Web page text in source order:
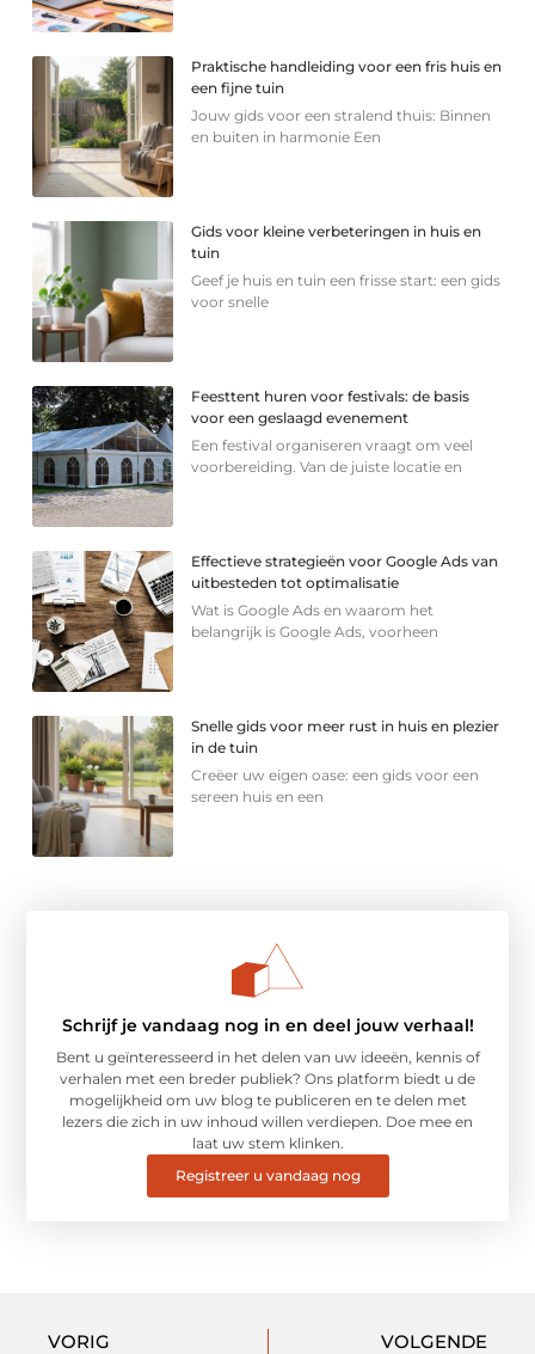
Praktische handleiding voor een fris huis en
een fijne tuin
Jouw gids voor een stralend thuis: Binnen
en buiten in harmonie Een
Gids voor kleine verbeteringen in huis en
tuin
Geef je huis en tuin een frisse start: een gids
voor snelle
Feesttent huren voor festivals: de basis
voor een geslaagd evenement
Een festival organiseren vraagt om veel
voorbereiding. Van de juiste locatie en
Effectieve strategieën voor Google Ads van
uitbesteden tot optimalisatie
Wat is Google Ads en waarom het
belangrijk is Google Ads, voorheen
Snelle gids voor meer rust in huis en plezier
in de tuin
Creëer uw eigen oase: een gids voor een
sereen huis en een
Schrijf je vandaag nog in en deel jouw verhaal!
Bent u geïnteresseerd in het delen van uw ideeën, kennis of
verhalen met een breder publiek? Ons platform biedt u de
mogelijkheid om uw blog te publiceren en te delen met
lezers die zich in uw inhoud willen verdiepen. Doe mee en
laat uw stem klinken.
Registreer u vandaag nog
VORIG VOLGENDE